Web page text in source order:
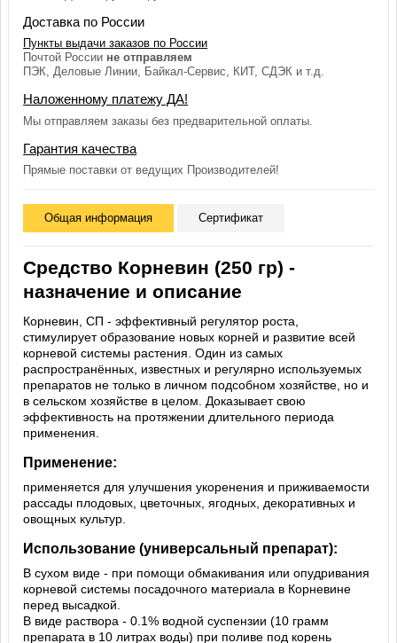
Доставка по России
Пункты выдачи заказов по России
Почтой России не отправляем
ПЭК, Деловые Линии, Байкал-Сервис, КИТ, СДЭК и т.д.
Наложенному платежу ДА!
Мы отправляем заказы без предварительной оплаты.
Гарантия качества
Прямые поставки от ведущих Производителей!
Общая информация Сертификат
Средство Корневин (250 гр) -
назначение и описание
Корневин, СП - эффективный регулятор роста,
стимулирует образование новых корней и развитие всей
корневой системы растения. Один из самых
распространённых, известных и регулярно используемых
препаратов не только в личном подсобном хозяйстве, но и
в сельском хозяйстве в целом. Доказывает свою
эффективность на протяжении длительного периода
применения.
Применение:
применяется для улучшения укоренения и приживаемости
рассады плодовых, цветочных, ягодных, декоративных и
овощных культур.
Использование (универсальный препарат):
В сухом виде - при помощи обмакивания или опудривания
корневой системы посадочного материала в Корневине
перед высадкой.
В виде раствора - 0.1% водной суспензии (10 грамм
препарата в 10 литрах воды) при поливе под корень